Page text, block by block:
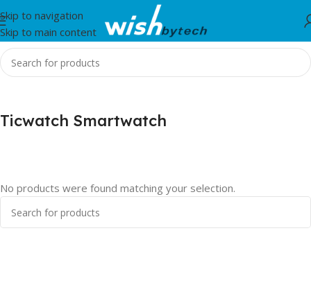
Skip to navigation
Skip to main content
Home/Ticwatch Smartwatch
Ticwatch Smartwatch
No products were found matching your selection.